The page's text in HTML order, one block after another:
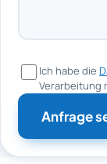
Ich habe die
Verarbeitung
Anfrage